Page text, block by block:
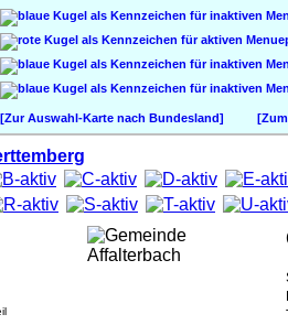
[Zur Auswahl-Karte nach Bundesland]